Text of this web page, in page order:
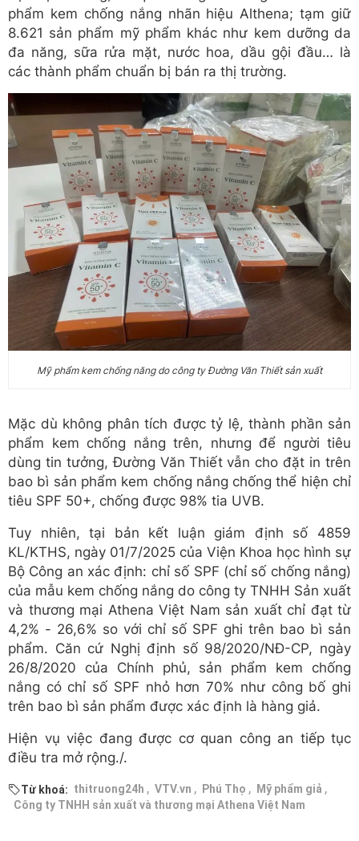
phẩm kem chống nắng nhãn hiệu Althena; tạm giữ
8.621 sản phẩm mỹ phẩm khác như kem dưỡng da
đa năng, sữa rửa mặt, nước hoa, dầu gội đầu… là
các thành phẩm chuẩn bị bán ra thị trường.
Mỹ phẩm kem chống năng do công ty Đường Văn Thiết sản xuất
Mặc dù không phân tích được tỷ lệ, thành phần sản
phẩm kem chống nắng trên, nhưng để người tiêu
dùng tin tưởng, Đường Văn Thiết vẫn cho đặt in trên
bao bì sản phẩm kem chống nắng chống thể hiện chỉ
tiêu SPF 50+, chống được 98% tia UVB.
Tuy nhiên, tại bản kết luận giám định số 4859
KL/KTHS, ngày 01/7/2025 của Viện Khoa học hình sự
Bộ Công an xác định: chỉ số SPF (chỉ số chống nắng)
của mẫu kem chống nắng do công ty TNHH Sản xuất
và thương mại Athena Việt Nam sản xuất chỉ đạt từ
4,2% - 26,6% so với chỉ số SPF ghi trên bao bì sản
phẩm. Căn cứ Nghị định số 98/2020/NĐ-CP, ngày
26/8/2020 của Chính phủ, sản phẩm kem chống
nắng có chỉ số SPF nhỏ hơn 70% như công bố ghi
trên bao bì sản phẩm được xác định là hàng giả.
Hiện vụ việc đang được cơ quan công an tiếp tục
điều tra mở rộng./.
Từ khoá: thitruong24h , VTV.vn , Phú Thọ , Mỹ phẩm giả ,
Công ty TNHH sản xuất và thương mại Athena Việt Nam